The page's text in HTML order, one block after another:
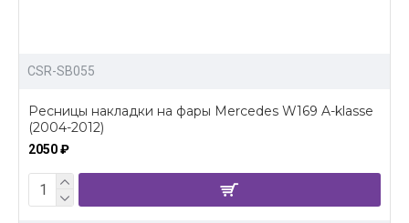
CSR-SB055
Ресницы накладки на фары Mercedes W169 A-klasse
(2004-2012)
2050 ₽